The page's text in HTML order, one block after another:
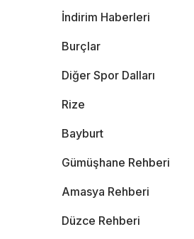
İndirim Haberleri
Burçlar
Diğer Spor Dalları
Rize
Bayburt
Gümüşhane Rehberi
Amasya Rehberi
Düzce Rehberi